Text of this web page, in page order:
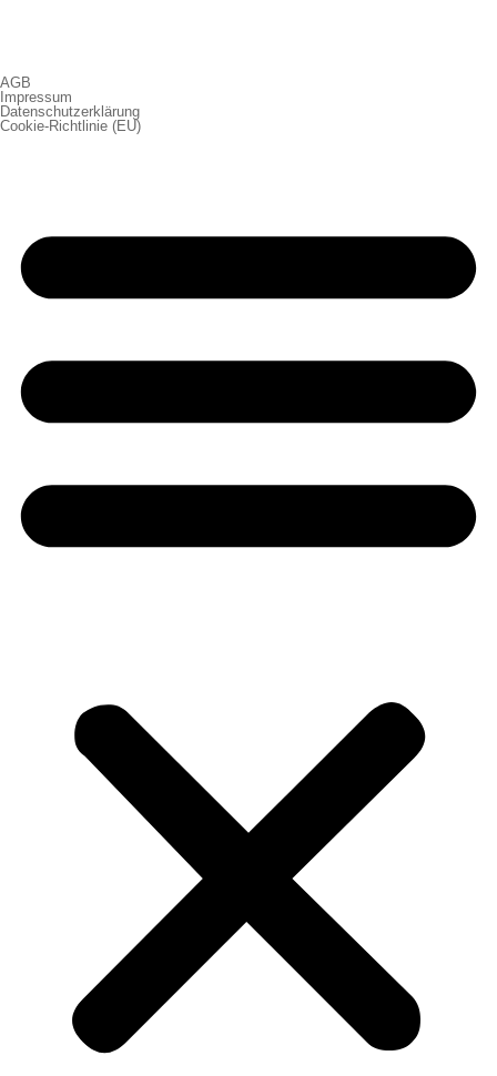
AGB
Impressum
Datenschutzerklärung
Cookie-Richtlinie (EU)